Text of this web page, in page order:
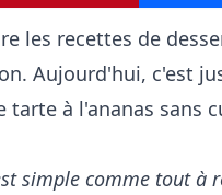
les recettes de
Aujourd'hui, c'est
à l'ananas sans
simple comme tout à